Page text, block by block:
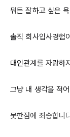
뭐든 잘하고 싶은
솔직 회사입사경험
대인관계를 자랑하
그냥 내 생각을 적
못한점에 죄송합니